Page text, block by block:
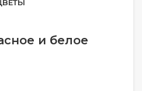
и белое